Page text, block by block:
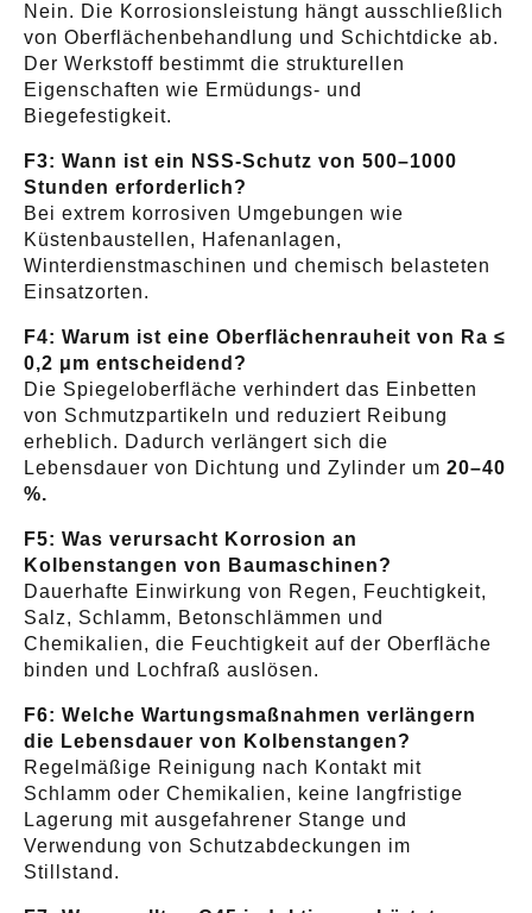
Nein. Die Korrosionsleistung hängt ausschließlich
von Oberflächenbehandlung und Schichtdicke ab.
Der Werkstoff bestimmt die strukturellen
Eigenschaften wie Ermüdungs- und
Biegefestigkeit.
F3: Wann ist ein NSS-Schutz von 500–1000
Stunden erforderlich?
Bei extrem korrosiven Umgebungen wie
Küstenbaustellen, Hafenanlagen,
Winterdienstmaschinen und chemisch belasteten
Einsatzorten.
F4: Warum ist eine Oberflächenrauheit von Ra ≤
0,2 μm entscheidend?
Die Spiegeloberfläche verhindert das Einbetten
von Schmutzpartikeln und reduziert Reibung
erheblich. Dadurch verlängert sich die
Lebensdauer von Dichtung und Zylinder um 20–40
%.
F5: Was verursacht Korrosion an
Kolbenstangen von Baumaschinen?
Dauerhafte Einwirkung von Regen, Feuchtigkeit,
Salz, Schlamm, Betonschlämmen und
Chemikalien, die Feuchtigkeit auf der Oberfläche
binden und Lochfraß auslösen.
F6: Welche Wartungsmaßnahmen verlängern
die Lebensdauer von Kolbenstangen?
Regelmäßige Reinigung nach Kontakt mit
Schlamm oder Chemikalien, keine langfristige
Lagerung mit ausgefahrener Stange und
Verwendung von Schutzabdeckungen im
Stillstand.